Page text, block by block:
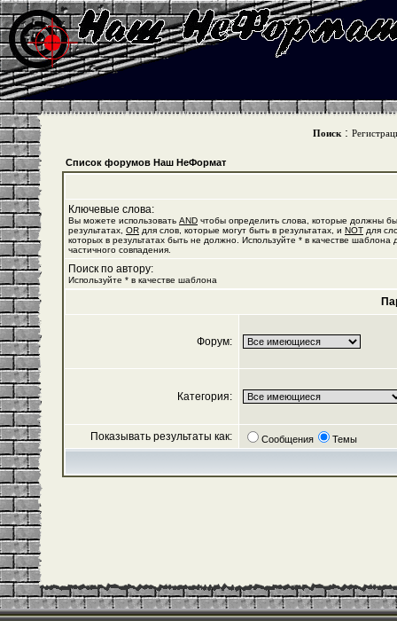
Поиск :
Список форумов Наш НеФормат
Ключевые слова:
Вы можете использовать AND чтобы определить слова, которые должны
результатах, OR для слов, которые могут быть в результатах, и NOT для
которых в результатах быть не должно. Используйте * в качестве шаблона
частичного совпадения.
Поиск по автору:
Используйте * в качестве шаблона
Форум:
Категория:
Показывать результаты как: Сообщения Темы